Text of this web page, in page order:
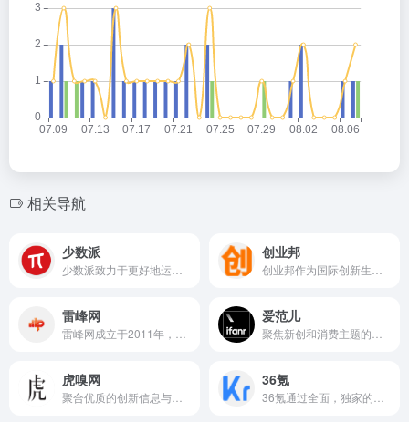
相关导航
少数派 创业邦
雷峰网 爱范儿
虎嗅网 36氪